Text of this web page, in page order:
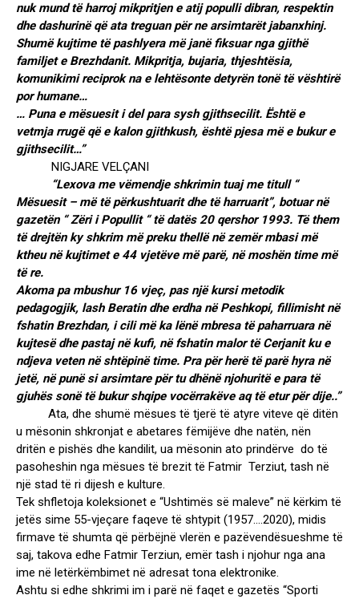
nuk mund të harroj mikpritjen e atij populli dibran, respektin
dhe dashurinë që ata treguan për ne arsimtarët jabanxhinj.
Shumë kujtime të pashlyera më janë fiksuar nga gjithë
familjet e Brezhdanit. Mikpritja, bujaria, thjeshtësia,
komunikimi reciprok na e lehtësonte detyrën tonë të vështirë
por humane…
… Puna e mësuesit i del para sysh gjithsecilit. Është e
vetmja rrugë që e kalon gjithkush, është pjesa më e bukur e
gjithsecilit…”
NIGJARE VELÇANI
“Lexova me vëmendje shkrimin tuaj me titull “
Mësuesit – më të përkushtuarit dhe të harruarit”, botuar në
gazetën “ Zëri i Popullit “ të datës 20 qershor 1993. Të them
të drejtën ky shkrim më preku thellë në zemër mbasi më
ktheu në kujtimet e 44 vjetëve më parë, në moshën time më
të re.
Akoma pa mbushur 16 vjeç, pas një kursi metodik
pedagogjik, lash Beratin dhe erdha në Peshkopi, fillimisht në
fshatin Brezhdan, i cili më ka lënë mbresa të paharruara në
kujtesë dhe pastaj në kufi, në fshatin malor të Cerjanit ku e
ndjeva veten në shtëpinë time. Pra për herë të parë hyra në
jetë, në punë si arsimtare për tu dhënë njohuritë e para të
gjuhës sonë të bukur shqipe vocërrakëve aq të etur për dije..”
Ata, dhe shumë mësues të tjerë të atyre viteve që ditën
u mësonin shkronjat e abetares fëmijëve dhe natën, nën
dritën e pishës dhe kandilit, ua mësonin ato prindërve do të
pasoheshin nga mësues të brezit të Fatmir Terziut, tash në
një stad të ri dijesh e kulture.
Tek shfletoja koleksionet e “Ushtimës së maleve” në kërkim të
jetës sime 55-vjeçare faqeve të shtypit (1957….2020), midis
firmave të shumta që përbëjnë vlerën e pazëvendësueshme të
saj, takova edhe Fatmir Terziun, emër tash i njohur nga ana
ime në letërkëmbimet në adresat tona elektronike.
Ashtu si edhe shkrimi im i parë në faqet e gazetës “Sporti